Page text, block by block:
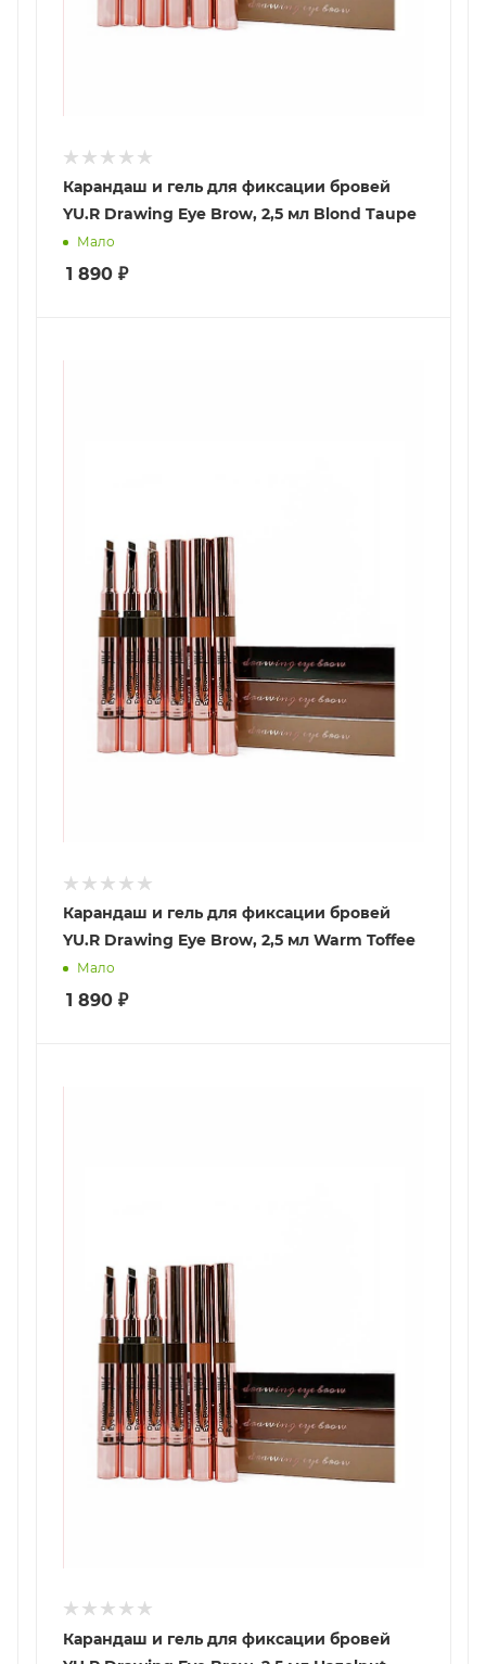
Карандаш и гель для фиксации бровей
YU.R Drawing Eye Brow, 2,5 мл Blond Taupe
Мало
1 890 ₽
Карандаш и гель для фиксации бровей
YU.R Drawing Eye Brow, 2,5 мл Warm Toffee
Мало
1 890 ₽
Карандаш и гель для фиксации бровей